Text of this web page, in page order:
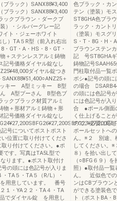
ブラック）SANX88¥3,400
ブラック）SANX88¥3,400
ックブラウン・ダークブ
）・シルバーグレー記
ト・ジェーホワイト
）TA５R型（前入れ右出
・GT・A・HS・8・GT・
＋ステンレスアルミ鋳物
記号価格ダイヤル錠なし
ダイヤル錠つき
＋
ッキー A型ミッキー B型
A型プーさん B型色ブ
ックブラック材質アルミ
物＋形材アルミ鋳物＋形
記号価格ダイヤル錠なし
号についてポストポスト
位置に取り付けてくださ
り付けてください。●ポ
です。写真はTA5L型で
ります。●ポスト取付け
の頭には色記号が入りま
TA５・TA５（R/L）・
用意しています。 番号
１・YA２２・TA４・TA
でダイヤル錠 を用意し
色ブラック・カ
テン（塗装）モ
ST8GHA色ブラ
ラック・カント
（塗装）モスグ
S・T・8G・H・
ブラウンステン
記 号ST8GHAギ
鋳物記号
門柱取付品一覧
ボシ●記号の頭
の場合
の頭には色記号
には色記号が入
合 ●ポール側面
く仕上げること
ので、必要に応
ポールセットへ
ん。※２ 別途、
してください。
８）を拾い出し
（○BFG６９）
照）●取付品一覧
ん。 近似色での
ンはCBブラウン
ができる塗装色
ト（ポストBA・